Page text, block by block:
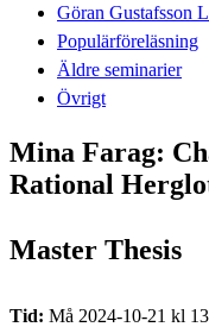
Göran Gustafsson
Populärföreläsning
Äldre seminarier
Övrigt
Mina Farag:
Rational
Master Thesis
Tid: Må 2024-10-21 kl